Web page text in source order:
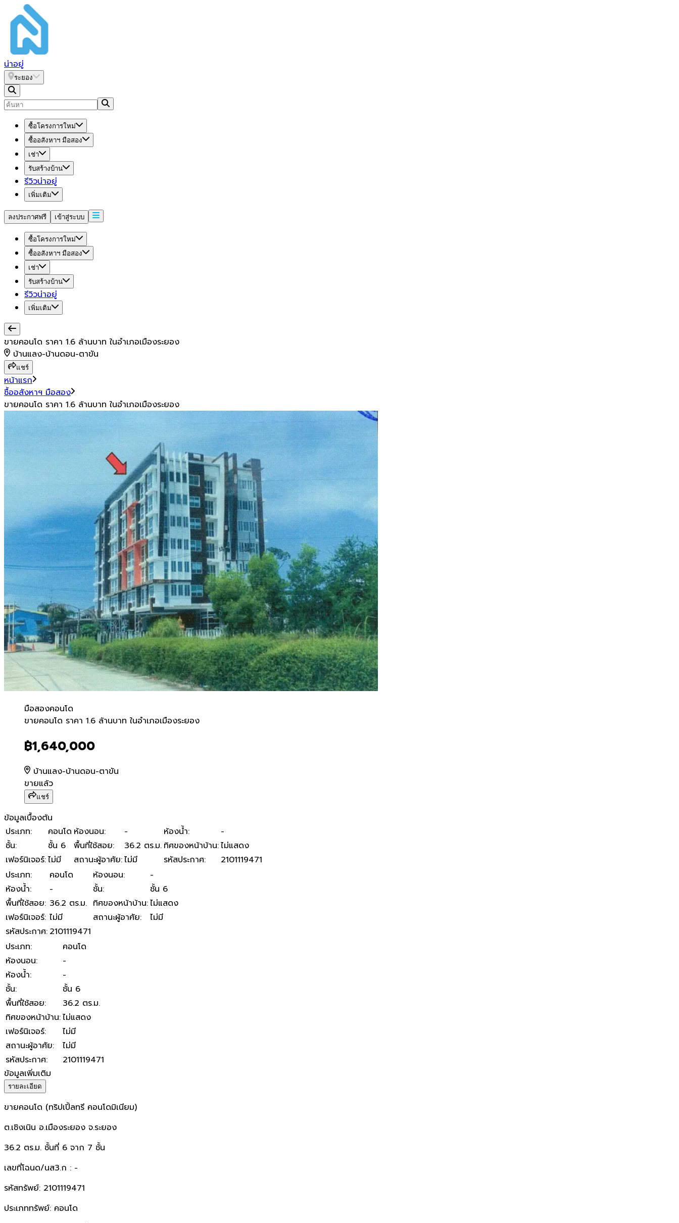
น่าอยู่
ระยอง
ซื้อโครงการใหม่
ซื้ออสังหาฯ มือสอง
เช่า
รับสร้างบ้าน
รีวิวน่าอยู่
เพิ่มเติม
ลงประกาศฟรี เข้าสู่ระบบ
ซื้อโครงการใหม่
ซื้ออสังหาฯ มือสอง
เช่า
รับสร้างบ้าน
รีวิวน่าอยู่
เพิ่มเติม
ขายคอนโด ราคา 1.6 ล้านบาท ในอำเภอเมืองระยอง
บ้านแลง-บ้านดอน-ตาขัน
แชร์
หน้าแรก
ซื้ออสังหาฯ มือสอง
ขายคอนโด ราคา 1.6 ล้านบาท ในอำเภอเมืองระยอง
มือสองคอนโด
ขายคอนโด ราคา 1.6 ล้านบาท ในอำเภอเมืองระยอง
ขายคอนโด ราคา 1.6 ล้านบาท ในอำเภอเมืองระยอง
฿1,640,000
บ้านแลง-บ้านดอน-ตาขัน
ขายแล้ว
แชร์
ข้อมูลเบื้องต้น
ประเภท: คอนโด ห้องนอน: - ห้องน้ำ:
-
ชั้น: ชั้น 6 พื้นที่ใช้สอย: 36.2 ตร.ม. ทิศของหน้าบ้าน:ไม่แสดง
เฟอร์นิเจอร์:ไม่มี สถานะผู้อาศัย:ไม่มี รหัสประกาศ:
2101119471
ประเภท: คอนโด ห้องนอน:
-
ห้องน้ำ: - ชั้น:
ชั้น 6
พื้นที่ใช้สอย: 36.2 ตร.ม. ทิศของหน้าบ้าน:ไม่แสดง
เฟอร์นิเจอร์: ไม่มี สถานะผู้อาศัย:
ไม่มี
รหัสประกาศ: 2101119471
ประเภท:
คอนโด
ห้องนอน:
-
ห้องน้ำ:
-
ชั้น:
ชั้น 6
พื้นที่ใช้สอย:
36.2 ตร.ม.
ทิศของหน้าบ้าน:ไม่แสดง
เฟอร์นิเจอร์:
ไม่มี
สถานะผู้อาศัย:
ไม่มี
รหัสประกาศ:
2101119471
ข้อมูลเพิ่มเติม
รายละเอียด
ขายคอนโด (ทริปเปิ้ลทรี คอนโดมิเนียม)
ต.เชิงเนิน อ.เมืองระยอง จ.ระยอง
36.2 ตร.ม. ชั้นที่ 6 จาก 7 ชั้น
เลขที่โฉนด/นส3.ก : -
รหัสทรัพย์: 2101119471
ประเภททรัพย์: คอนโด